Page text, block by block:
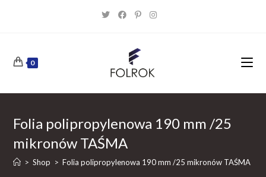
0
Folia polipropylenowa 190 mm /25
mikronów TAŚMA
> Shop > Folia polipropylenowa 190 mm /25 mikronów TAŚMA